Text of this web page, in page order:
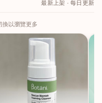
最新上架 · 每日更新
換以瀏覽更多